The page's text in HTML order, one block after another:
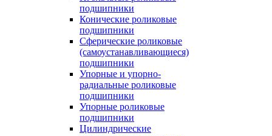
подшипники
Конические роликовые
подшипники
Сферические роликовые
(самоустанавливающиеся)
подшипники
Упорные и упорно-
радиальные роликовые
подшипники
Упорные роликовые
подшипники
Цилиндрические